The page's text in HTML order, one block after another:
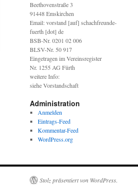
Beethovenstraße 3
91448 Emskirchen
Email: vorstand [auf] schachfreunde-
fuerth [dot] de
BSB-Nr. 0201 02 006
BLSV-Nr. 50 917
Eingetragen im Vereinsregister
Nr. 1255 AG Fürth
weitere Info:
siehe Vorstandschaft
Administration
Anmelden
Eintrags-Feed
Kommentar-Feed
WordPress.org
Stolz präsentiert von WordPress.